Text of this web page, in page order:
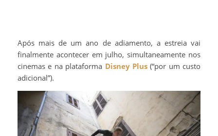
Após mais de um ano de adiamento, a estreia vai
finalmente acontecer em julho, simultaneamente nos
cinemas e na plataforma Disney Plus(“por um custo
adicional”).